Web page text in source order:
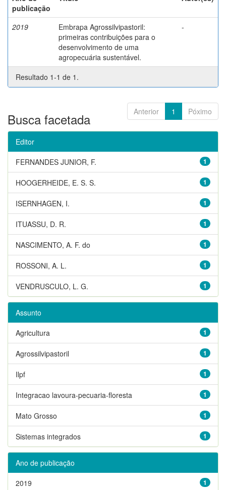
publicação
2019
Embrapa Agrossilvipastoril:
primeiras contribuições para o
desenvolvimento de uma
agropecuária sustentável.
-
Resultado 1-1 de 1.
Anterior 1 Póximo
Busca facetada
Editor
1
FERNANDES JUNIOR, F.
1
HOOGERHEIDE, E. S. S.
1
ISERNHAGEN, I.
1
ITUASSU, D. R.
1
NASCIMENTO, A. F. do
1
ROSSONI, A. L.
1
VENDRUSCULO, L. G.
Assunto
1
Agricultura
1
Agrossilvipastoril
1
Ilpf
1
Integracao lavoura-pecuaria-floresta
1
Mato Grosso
1
Sistemas integrados
Ano de publicação
1
2019